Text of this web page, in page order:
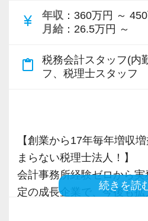
当社を選んだのはHPが充
HPからとても楽しそうな
会計業界の堅いイメージ
く、未経験からでも『成
です。
先日は税務調査に立ち会い
実践で学べて面白かったで
一通りの仕事を任せても
現時点で深い知識や経験
心してください！
会計の知識を得られるよ
チリです。
入社してからのステップ
ています。あなたの成長に
ップしていきましょう。
いたら、それを一緒にな
きく力を発揮できる存在
いった私たちの姿勢がお
るからだと自負しています
を獲得していきます。
お客様から信頼され、心の
供する真の「税務プロフ
の道を私たちと一緒に歩ん
応、給付金のサポート、
お手伝いできる業務は数多
また、職場環境の改善に積
に対して認証される「社
取得しました。
currency_yen 年収 ：360万円 ～
月給 ：26.5万円 ～
content_paste
税務会計スタッフ(内
フ、税理士スタッフ
【創業から17年毎年増収
まらない税理士法人！】
会計事務所経験ゼロから
定の成長企業で、今後も
続きを読